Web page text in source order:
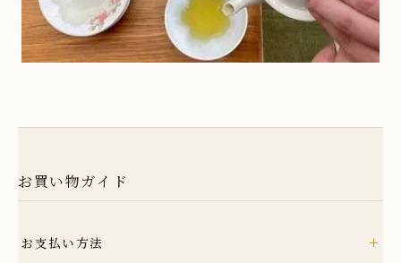
お買い物ガイド
お支払い方法 +